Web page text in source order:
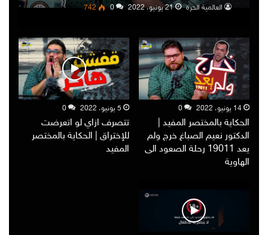
العالمية الحرة 21 يونيو، 2022 0
742
14 يونيو، 2022 0
الحكاية بالمختصر المفيد |
الدكتور نعيم الصباغ خرج ولم
يعد 19011 رحلة الصعود الى
الهاوية
5 يونيو، 2022 0
تتصرف ازاي لو اتعرضت
للإختراق | الحكاية بالمختصر
المفيد